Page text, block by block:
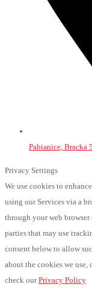
Pabianice, Bracka
Privacy Settings
We use cookies to
using our Services via a
through your web browser
parties that may use
consent below to allow
about the cookies we use,
check ourPrivacy Policy